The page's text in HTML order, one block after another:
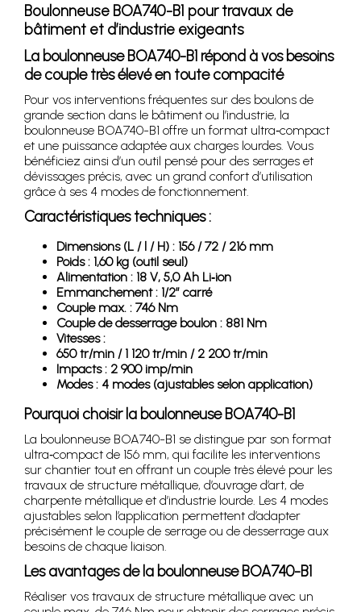
Boulonneuse BOA740-B1 pour travaux de
bâtiment et d’industrie exigeants
La boulonneuse BOA740-B1 répond à vos besoins
de couple très élevé en toute compacité
Pour vos interventions fréquentes sur des boulons de
grande section dans le bâtiment ou l’industrie, la
boulonneuse BOA740-B1 offre un format ultra‑compact
et une puissance adaptée aux charges lourdes. Vous
bénéficiez ainsi d’un outil pensé pour des serrages et
dévissages précis, avec un grand confort d’utilisation
grâce à ses 4 modes de fonctionnement.
Caractéristiques techniques :
Dimensions (L / l / H) : 156 / 72 / 216 mm
Poids : 1,60 kg (outil seul)
Alimentation : 18 V, 5,0 Ah Li‑ion
Emmanchement : 1/2” carré
Couple max. : 746 Nm
Couple de desserrage boulon : 881 Nm
Vitesses :
650 tr/min / 1 120 tr/min / 2 200 tr/min
Impacts : 2 900 imp/min
Modes : 4 modes (ajustables selon application)
Pourquoi choisir la boulonneuse BOA740-B1
La boulonneuse BOA740-B1 se distingue par son format
ultra‑compact de 156 mm, qui facilite les interventions
sur chantier tout en offrant un couple très élevé pour les
travaux de structure métallique, d’ouvrage d’art, de
charpente métallique et d’industrie lourde. Les 4 modes
ajustables selon l’application permettent d’adapter
précisément le couple de serrage ou de desserrage aux
besoins de chaque liaison.
Les avantages de la boulonneuse BOA740-B1
Réaliser vos travaux de structure métallique avec un